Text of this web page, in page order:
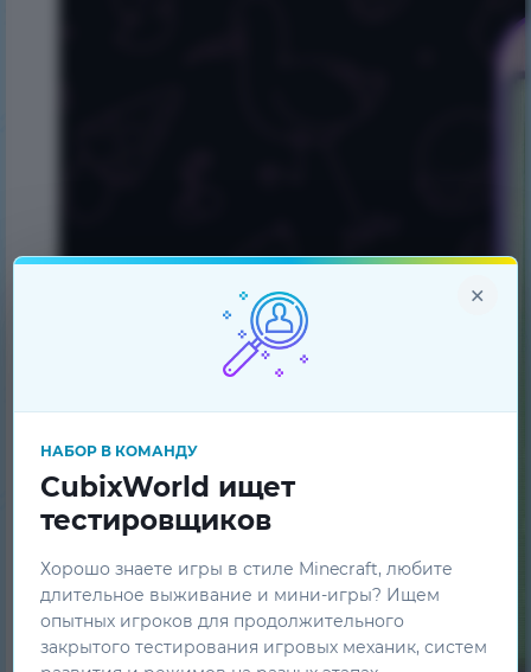
×
НАБОР В КОМАНДУ
CubixWorld ищет
тестировщиков
Хорошо знаете игры в стиле Minecraft, любите
длительное выживание и мини-игры? Ищем
опытных игроков для продолжительного
закрытого тестирования игровых механик, систем